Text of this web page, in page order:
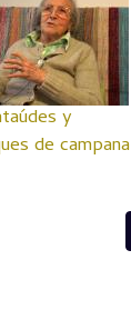
y
de campana